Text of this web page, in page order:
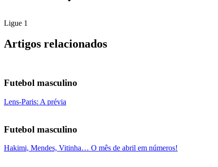
Ligue 1
Artigos relacionados
Futebol masculino
Lens-Paris: A prévia
Futebol masculino
Hakimi, Mendes, Vitinha… O mês de abril em números!